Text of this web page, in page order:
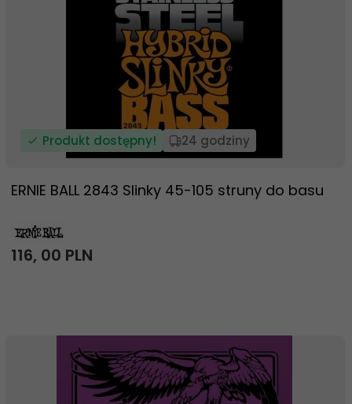
Produkt dostępny! 24 godziny
ERNIE BALL 2843 Slinky 45-105 struny do basu
116, 00 PLN